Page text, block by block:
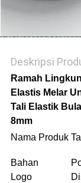
Deskripsi
Ramah
Elastis Melar
Tali Elastik
8mm
Nama Produk
Bahan
Logo